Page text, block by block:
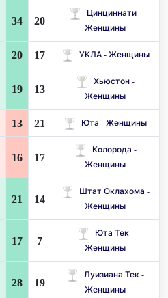
34 20
Цинциннати -
Женщины
20 17 УКЛА - Женщины
19 13
Хьюстон -
Женщины
13 21 Юта - Женщины
16 17
Колорода -
Женщины
21 14
Штат Оклахома -
Женщины
17 7
Юта Тек -
Женщины
28 19
Луизиана Тек -
Женщины